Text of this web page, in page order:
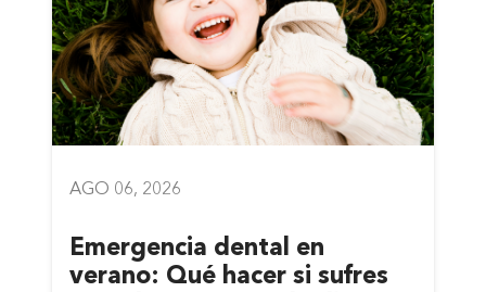
AGO 06, 2026
Emergencia dental en
verano: Qué hacer si sufres